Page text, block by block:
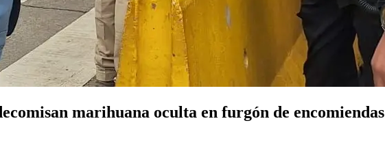
marihuana oculta en furgón de encomiendas